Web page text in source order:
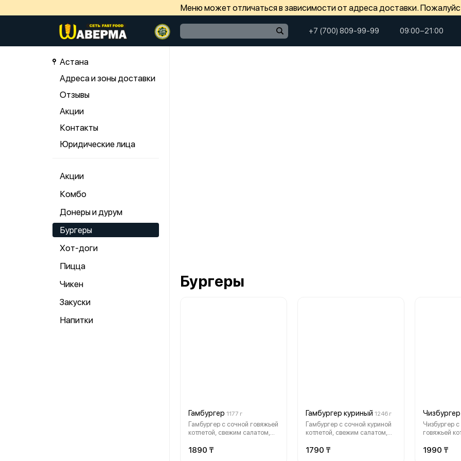
Меню может отличаться в зависимости от адреса доставки.
+7 (700) 809-99-99 09:00−21:00
Астана
Адреса и зоны доставки
Отзывы
Акции
Контакты
Юридические лица
Акции
Комбо
Донеры и дурум
Бургеры
Хот-доги
Пицца
Чикен
Закуски
Напитки
Бургеры
Гамбургер 1177 г
Гамбургер с сочной говяжьей
котлетой, свежим салатом,
фирменным соусом в мягкой
1890 ₸
Гамбургер куриный 1246 г
Гамбургер с сочной куриной
котлетой, свежим салатом,
фирменным соусом в мягкой
1790 ₸
Чизбургер
Чизбургер
говяжьей
свежими
1990 ₸